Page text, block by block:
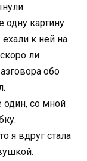
одну картину
к ней на
ли
обо
со мной
я вдруг стала